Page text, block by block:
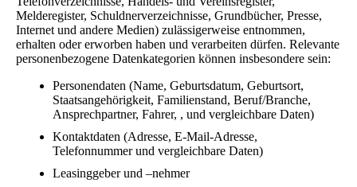
Melderegister, Schuldnerverzeichnisse, Grundbücher, Presse,
Internet und andere Medien) zulässigerweise entnommen,
erhalten oder erworben haben und verarbeiten dürfen. Relevante
personenbezogene Datenkategorien können insbesondere sein:
Personendaten (Name, Geburtsdatum, Geburtsort,
Staatsangehörigkeit, Familienstand, Beruf/Branche,
Ansprechpartner, Fahrer, , und vergleichbare Daten)
Kontaktdaten (Adresse, E-Mail-Adresse,
Telefonnummer und vergleichbare Daten)
Leasinggeber und –nehmer